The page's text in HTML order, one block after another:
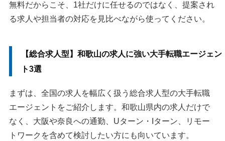
無料だからこそ、1社だけに任せるのではなく、提案され
る求人や担当者の対応を見比べながら使ってください。
【総合求人型】和歌山の求人に強い大手転職エージェン
ト3選
まずは、全国の求人を幅広く扱う総合求人型の大手転職
エージェントをご紹介します。和歌山県内の求人だけで
なく、大阪や奈良への通勤、Uターン・Iターン、リモー
トワークを含めて検討したい方にも向いています。